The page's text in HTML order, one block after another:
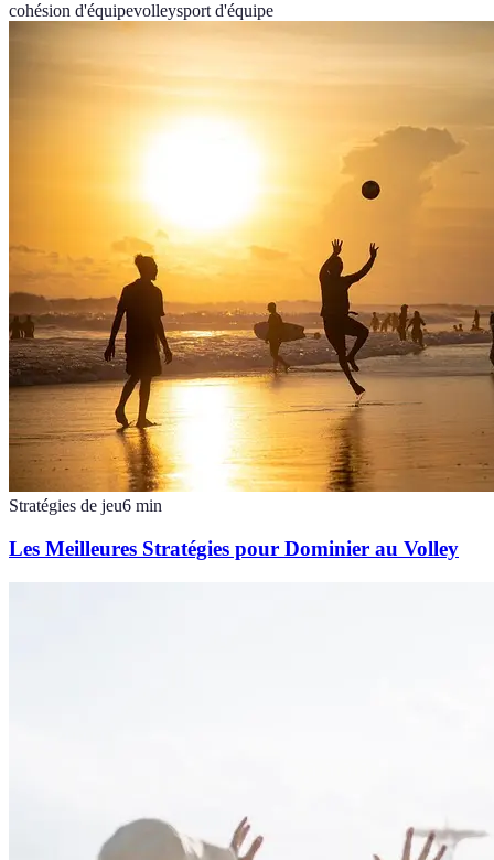
cohésion d'équipevolleysport d'équipe
Stratégies de jeu6 min
Les Meilleures Stratégies pour Dominier au Volley